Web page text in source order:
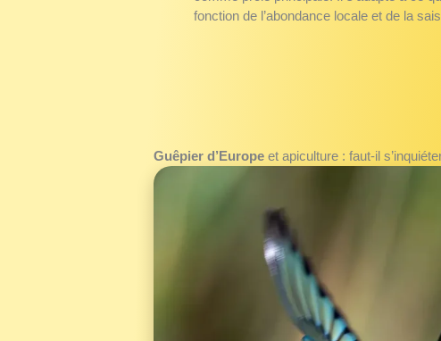
fonction de l’abondance locale et de la
Guêpier d’Europe et apiculture : faut-il